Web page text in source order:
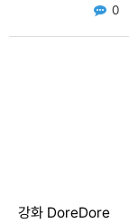
커피를 즐기고 싶으시…0
강화 DoreDore